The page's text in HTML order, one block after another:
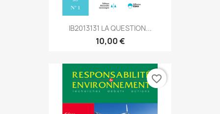
IB2013131 LA QUESTION...
10,00 €
favorite_border